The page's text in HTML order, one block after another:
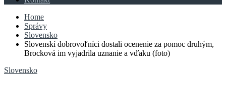
Home
Správy
Slovensko
Slovenskí dobrovoľníci dostali ocenenie za pomoc druhým,
Brocková im vyjadrila uznanie a vďaku (foto)
Slovensko